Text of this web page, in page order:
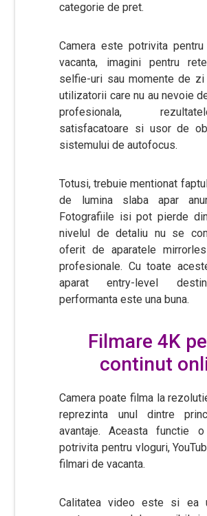
categorie de pret.
Camera este potrivita
vacanta, imagini pentru
selfie-uri sau momente de
utilizatorii care nu au nevoie
profesionala,
satisfacatoare si usor de
sistemului de autofocus.
Totusi, trebuie mentionat
de lumina slaba apar
Fotografiile isi pot pierde
nivelul de detaliu nu se
oferit de aparatele
profesionale. Cu toate
aparat entry-level
performanta este una buna.
Filmare 4K
continut
Camera poate filma la
reprezinta unul dintre
avantaje. Aceasta functie
potrivita pentru vloguri,
filmari de vacanta.
Calitatea video este si ea